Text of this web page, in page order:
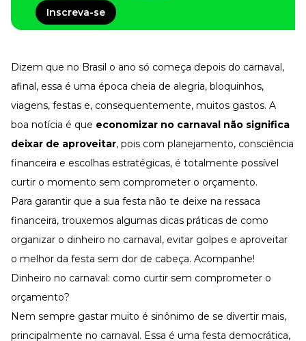
Gestão de Empresas e Negócios
Eleve os resultados da organização
Recursos Humanos
Fortaleça a cultura organizacional
Treinamento de Produto
Desenvolva a sua equipe
Materiais Gratuitos
Materiais Gratuitos
Todos os Materiais Gratuitos
Confira nossos materiais
E-book
Ferramentas e Templates
Para agilizar o seu trabalho
Infográfico
Conteúdo prático e rápido
Inscreva-se
Dizem que no Brasil o ano só começa depois do carnaval,
afinal, essa é uma época cheia de alegria, bloquinhos,
viagens, festas e, consequentemente, muitos gastos. A
boa notícia é que economizar no carnaval não significa
deixar de aproveitar, pois com planejamento, consciência
financeira e escolhas estratégicas, é totalmente possível
curtir o momento sem comprometer o orçamento.
Para garantir que a sua festa não te deixe na ressaca
financeira, trouxemos algumas dicas práticas de como
organizar o dinheiro no carnaval, evitar golpes e aproveitar
o melhor da festa sem dor de cabeça. Acompanhe!
Dinheiro no carnaval: como curtir sem comprometer o
orçamento?
Nem sempre gastar muito é sinônimo de se divertir mais,
principalmente no carnaval. Essa é uma festa democrática,